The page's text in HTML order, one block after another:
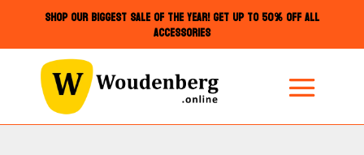
SHOP OUR BIGGEST SALE OF THE YEAR! GET UP TO 50% OFF ALL
ACCESSORIES